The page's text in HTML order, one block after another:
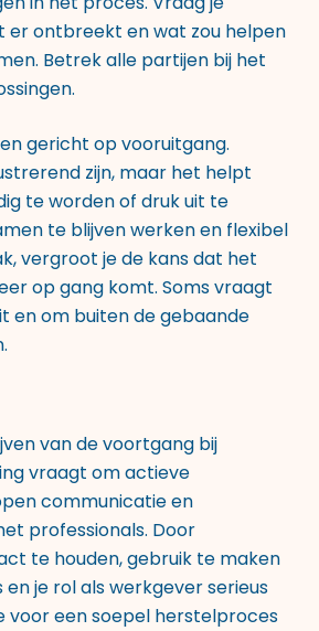
er ontbreekt en wat zou helpen
Betrek alle partijen bij het
gericht op vooruitgang.
zijn, maar het helpt
te worden of druk uit te
te blijven werken en flexibel
vergroot je de kans dat het
op gang komt. Soms vraagt
en om buiten de gebaande
van de voortgang bij
vraagt om actieve
communicatie en
professionals. Door
te houden, gebruik te maken
je rol als werkgever serieus
voor een soepel herstelproces